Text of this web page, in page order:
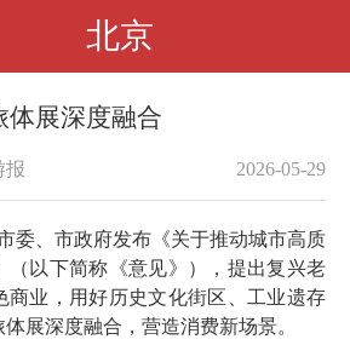
北京
体展深度融合
报 2026-05-29
、市政府发布《关于推动城市高质
（以下简称《意见》），提出复兴老
商业，用好历史文化街区、工业遗存
展深度融合，营造消费新场景。